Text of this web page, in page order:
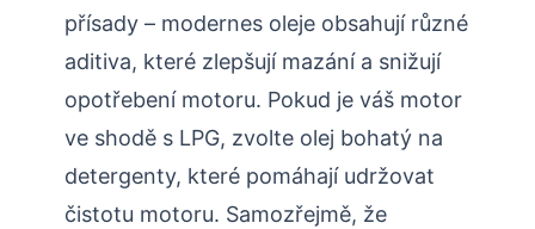
přísady – modernes oleje obsahují různé
aditiva, které zlepšují mazání a snižují
opotřebení motoru. Pokud je váš motor
ve shodě s LPG, zvolte olej bohatý na
detergenty, které pomáhají udržovat
čistotu motoru. Samozřejmě, že